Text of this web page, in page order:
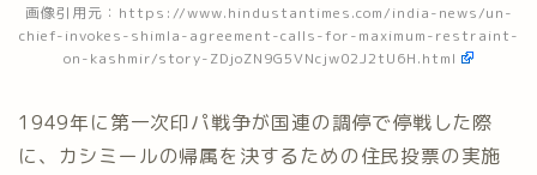
画像引用元： https://www.hindustantimes.com/india-news/un-
chief-invokes-shimla-agreement-calls-for-maximum-restraint-
on-kashmir/story-ZDjoZN9G5VNcjw02J2tU6H.html
1949年に第一次印パ戦争が国連の調停で停戦した際
に、カシミールの帰属を決するための住民投票の実施